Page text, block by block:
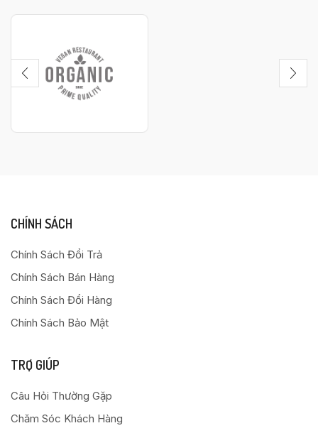
CHÍNH SÁCH
Chính Sách Đổi Trả
Chính Sách Bán Hàng
Chính Sách Đổi Hàng
Chính Sách Bảo Mật
TRỢ GIÚP
Câu Hỏi Thường Gặp
Chăm Sóc Khách Hàng